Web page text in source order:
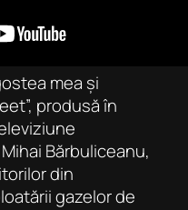
mea și
produsă în
Bărbuliceanu,
din
gazelor de